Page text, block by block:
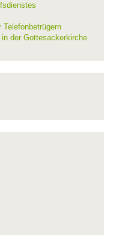
der Gottesackerkirche